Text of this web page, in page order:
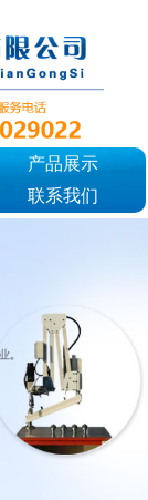
产品展示
联系我们